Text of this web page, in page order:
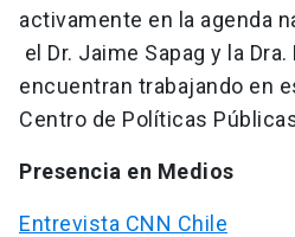
activamente en la agenda
el Dr. Jaime Sapag y la
encuentran trabajando en
Centro de Políticas
Presencia en Medios
Entrevista CNN Chile